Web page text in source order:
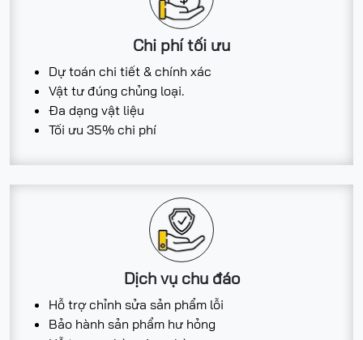
Chi phí tối ưu
Dự toán chi tiết & chính xác
Vật tư đúng chủng loại.
Đa dạng vật liệu
Tối ưu 35% chi phí
Dịch vụ chu đáo
Hỗ trợ chỉnh sửa sản phẩm lỗi
Bảo hành sản phẩm hư hỏng